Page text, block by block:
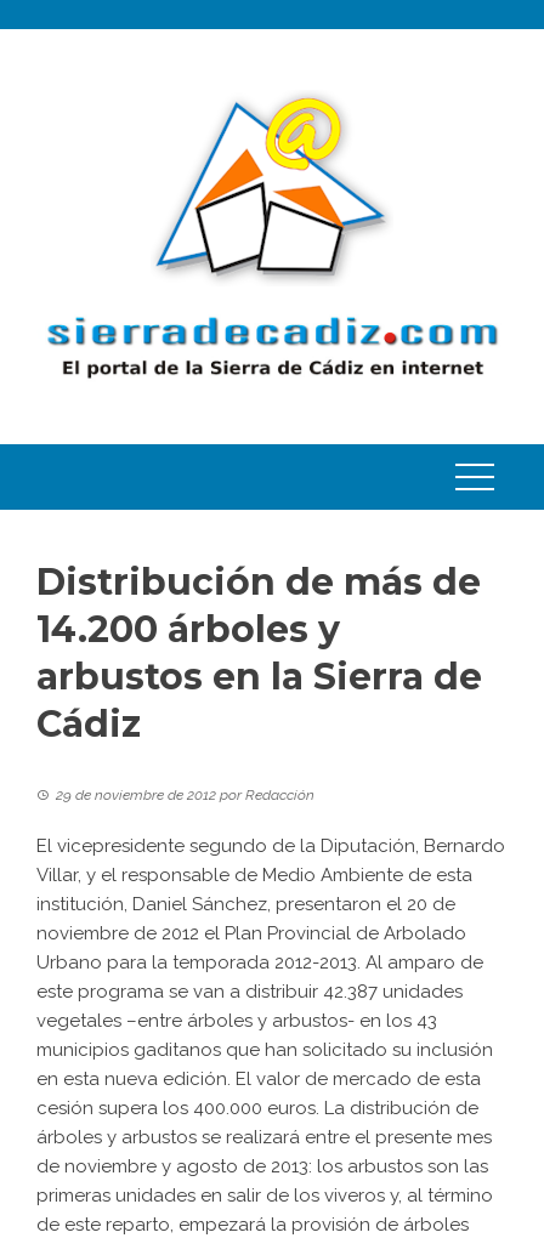
Distribución de más de
14.200 árboles y
arbustos en la Sierra de
Cádiz
29 de noviembre de 2012 porRedacción
El vicepresidente segundo de la Diputación, Bernardo
Villar, y el responsable de Medio Ambiente de esta
institución, Daniel Sánchez, presentaron el 20 de
noviembre de 2012 el Plan Provincial de Arbolado
Urbano para la temporada 2012-2013. Al amparo de
este programa se van a distribuir 42.387 unidades
vegetales –entre árboles y arbustos- en los 43
municipios gaditanos que han solicitado su inclusión
en esta nueva edición. El valor de mercado de esta
cesión supera los 400.000 euros. La distribución de
árboles y arbustos se realizará entre el presente mes
de noviembre y agosto de 2013: los arbustos son las
primeras unidades en salir de los viveros y, al término
de este reparto, empezará la provisión de árboles